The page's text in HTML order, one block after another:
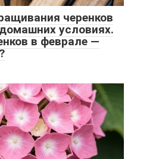
черенков
условиях.
в феврале —